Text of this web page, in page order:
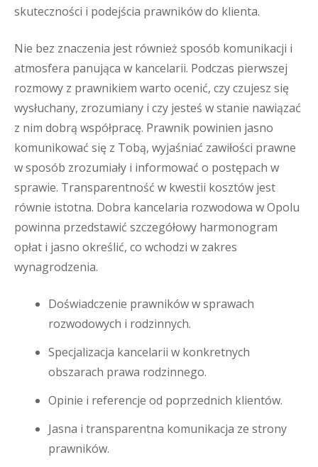
skuteczności i podejścia prawników do klienta.
Nie bez znaczenia jest również sposób komunikacji i
atmosfera panująca w kancelarii. Podczas pierwszej
rozmowy z prawnikiem warto ocenić, czy czujesz się
wysłuchany, zrozumiany i czy jesteś w stanie nawiązać
z nim dobrą współpracę. Prawnik powinien jasno
komunikować się z Tobą, wyjaśniać zawiłości prawne
w sposób zrozumiały i informować o postępach w
sprawie. Transparentność w kwestii kosztów jest
równie istotna. Dobra kancelaria rozwodowa w Opolu
powinna przedstawić szczegółowy harmonogram
opłat i jasno określić, co wchodzi w zakres
wynagrodzenia.
Doświadczenie prawników w sprawach
rozwodowych i rodzinnych.
Specjalizacja kancelarii w konkretnych
obszarach prawa rodzinnego.
Opinie i referencje od poprzednich klientów.
Jasna i transparentna komunikacja ze strony
prawników.